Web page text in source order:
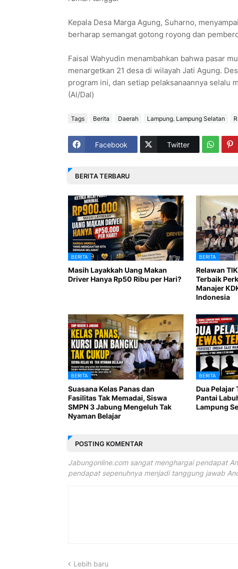
Kepala Desa Marga Agung, Suharno,
berharap semangat gotong royong dan
Faisal Wahyudin menambahkan bahwa pasar
menargetkan 21 desa di wilayah Jati Agung.
program ini, dan setiap pelaksanaannya selalu
(Al/Dal)
Tags Berita Daerah Lampung. Lampung Selatan
Facebook Twitter
BERITA TERBARU
BERITA
Masih Layakkah Uang Makan
Driver Hanya Rp50 Ribu per Hari?
BERITA
Relawan
Terbaik
Manajer
Indonesia
BERITA
Suasana Kelas Panas dan
Fasilitas Tak Memadai, Siswa
SMPN 3 Jabung Mengeluh Tak
Nyaman Belajar
BERITA
Dua Pelajar
Pantai
Lampung
POSTING KOMENTAR
Jabungonline.com sangat menghargai pendapat
pendapat sepenuhnya menjadi tanggung jawab
Lebih baru